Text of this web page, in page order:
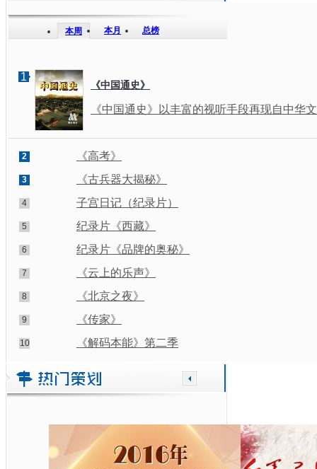
本周 本月 总榜
1
《中国通史》
《中国通史》以丰富的视听手段再现自中华
2 《高考》
3 《古兵器大揭秘》
4 子宫日记（纪录片）
5 纪录片《西藏》
6 纪录片《品牌的奥秘》
7 《云上的乐声》
8 《北京之夜》
9 《传家》
10 《解码本能》第二季